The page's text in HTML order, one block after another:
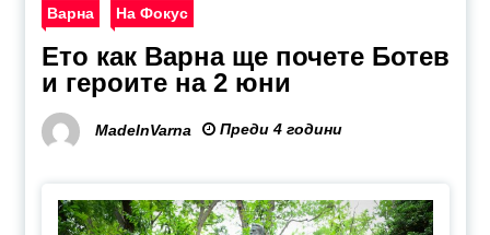
Варна На Фокус
Ето как Варна ще почете Ботев
и героите на 2 юни
MadeInVarna Преди 4 години